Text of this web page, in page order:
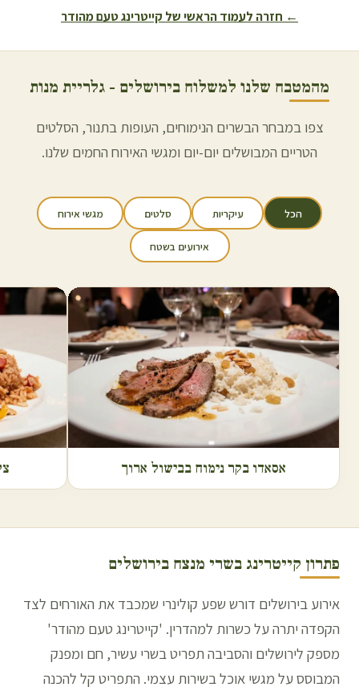
← חזרה לעמוד הראשי של קייטרינג טעם מהודר
מהמטבח שלנו למשלוח בירושלים - גלריית מנות
צפו במבחר הבשרים הנימוחים, העופות בתנור, הסלטים
הטריים המבושלים יום-יום ומגשי האירוח החמים שלנו.
הכל עיקריות סלטים מגשי אירוח
אירועים בשטח
אסאדו בקר נימוח בבישול ארוך
פתרון קייטרינג בשרי מנצח בירושלים
אירוע בירושלים דורש שפע קולינרי שמכבד את האורחים לצד
הקפדה יתרה על כשרות למהדרין. 'קייטרינג טעם מהודר'
מספק לירושלים והסביבה תפריט בשרי עשיר, חם ומפנק
המבוסס על מגשי אוכל בשירות עצמי. התפריט קל להכנה